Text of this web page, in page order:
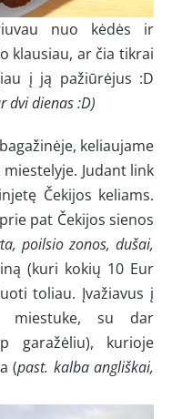
nuo kėdės ir
klausiau, ar čia tikrai
į ją pažiūrėjus :D
dvi dienas :D)
keliaujame
Judant link
Čekijos keliams.
pat Čekijos sienos
poilsio zonos, dušai,
(kuri kokių 10 Eur
toliau. Įvažiavus į
miestuke, su dar
garažėliu), kurioje
(past. kalba angliškai,